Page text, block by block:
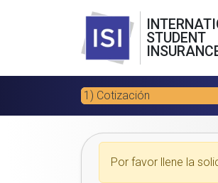
STUDENT
1) Cotización
Por favor llene la